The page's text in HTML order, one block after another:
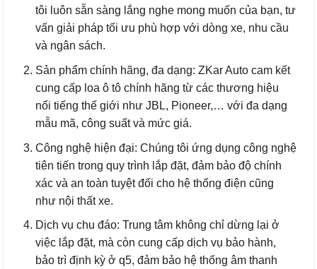
tôi luôn sẵn sàng lắng nghe mong muốn của bạn, tư
vấn giải pháp tối ưu phù hợp với dòng xe, nhu cầu
và ngân sách.
Sản phẩm chính hãng, đa dạng: ZKar Auto cam kết
cung cấp loa ô tô chính hãng từ các thương hiệu
nổi tiếng thế giới như JBL, Pioneer,… với đa dạng
mẫu mã, công suất và mức giá.
Công nghệ hiện đại: Chúng tôi ứng dụng công nghệ
tiên tiến trong quy trình lắp đặt, đảm bảo độ chính
xác và an toàn tuyệt đối cho hệ thống điện cũng
như nội thất xe.
Dịch vụ chu đáo: Trung tâm không chỉ dừng lại ở
việc lắp đặt, mà còn cung cấp dịch vụ bảo hành,
bảo trì định kỳ ở q5, đảm bảo hệ thống âm thanh